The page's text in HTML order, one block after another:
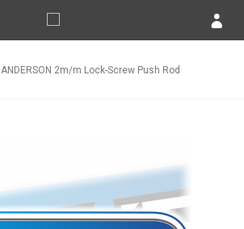
ANDERSON 2m/m Lock-Screw Push Rod